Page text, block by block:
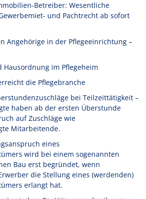
Betreiber: Wesentliche
und Pachtrecht ab sofort
Angehörige in der Pflegeeinrichtung –
Hausordnung im Pflegeheim
die Pflegebranche
bei Teilzeittätigkeit –
haben ab der ersten Überstunde
auf Zuschläge wie
Mitarbeitende.
eines
wird bei einem sogenannten
Bau erst begründet, wenn
die Stellung eines (werdenden)
erlangt hat.